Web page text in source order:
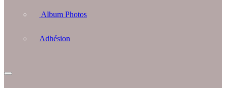
Album Photos
Adhésion